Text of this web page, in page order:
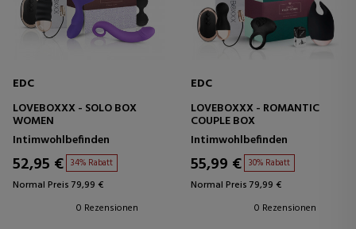
EDC
LOVEBOXXX - SOLO BOX
WOMEN
Intimwohlbefinden
52,95 € 34% Rabatt
Normal Preis 79,99 €
0 Rezensionen
EDC
LOVEBOXXX - ROMANTIC
COUPLE BOX
Intimwohlbefinden
55,99 € 30% Rabatt
Normal Preis 79,99 €
0 Rezensionen